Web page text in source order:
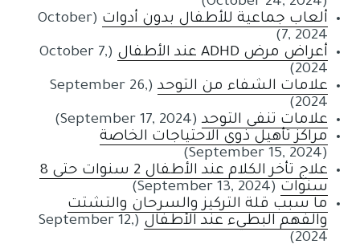
ألعاب جماعية للأطفال بدون أدوات
(October
7, 2024)
أعراض مرض ADHD عند الأطفال
(October 7,
2024)
علامات الشفاء من التوحد
(September 26,
2024)
علامات تنفي التوحد (September 17, 2024)
مراكز تأهيل ذوي الاحتياجات الخاصة
(September 15, 2024)
علاج تأخر الكلام عند الأطفال 2 سنوات حتى 8
سنوات (September 13, 2024)
ما سبب قلة التركيز والسرحان والتشتت
والفهم البطيء عند الأطفال
(September 12,
2024)